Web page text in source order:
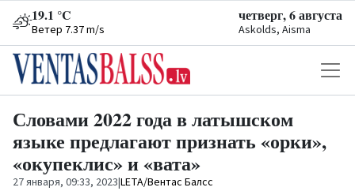
19.1 °C
Ветер 7.37 m/s
четверг, 6 августа
Askolds, Aisma
Словами 2022 года в латышском
языке предлагают признать «орки»,
«окупеклис» и «вата»
27 января, 09:33, 2023|LETA/Вентас Балсс